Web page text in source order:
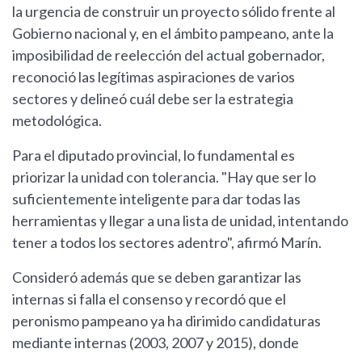
la urgencia de construir un proyecto sólido frente al
Gobierno nacional y, en el ámbito pampeano, ante la
imposibilidad de reelección del actual gobernador,
reconoció las legítimas aspiraciones de varios
sectores y delineó cuál debe ser la estrategia
metodológica.
Para el diputado provincial, lo fundamental es
priorizar la unidad con tolerancia. "Hay que ser lo
suficientemente inteligente para dar todas las
herramientas y llegar a una lista de unidad, intentando
tener a todos los sectores adentro", afirmó Marín.
Consideró además que se deben garantizar las
internas si falla el consenso y recordó que el
peronismo pampeano ya ha dirimido candidaturas
mediante internas (2003, 2007 y 2015), donde